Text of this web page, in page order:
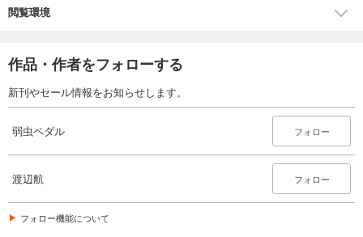
649円 (税込)
試し読み
弱虫ペダル 62
カート
閲覧環境
作品・作者をフォローする
新刊やセール情報をお知らせします。
弱虫ペダル フォロー
渡辺航 フォロー
フォロー機能について